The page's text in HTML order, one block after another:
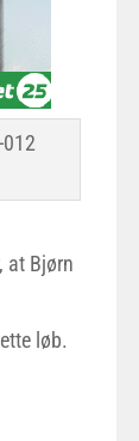
at Bjørn
løb.